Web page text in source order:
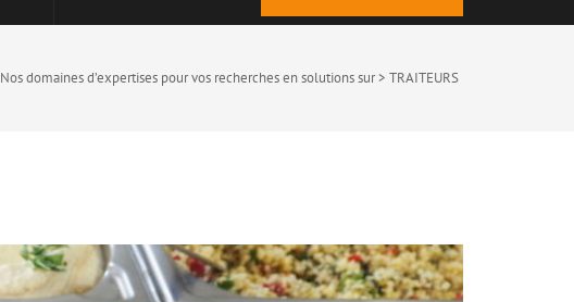
Nos domaines d’expertises pour vos recherches en solutions sur> TRAITEURS